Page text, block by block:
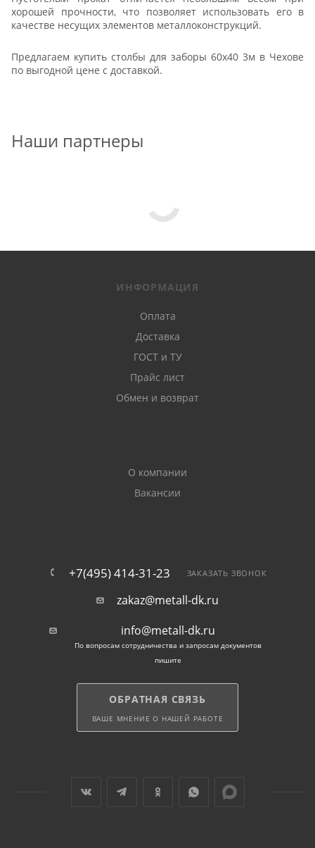
хорошей прочности, что позволяет использовать его в
качестве несущих элементов металлоконструкций.
Предлагаем купить столбы для заборы 60x40 3м в Чехове
по выгодной цене с доставкой.
Наши партнеры
ИНФОРМАЦИЯ
Оплата
Доставка
ГОСТ и ТУ
Прайс лист
Обмен и возврат
О компании
Вакансии
+7(495) 414-31-23 ЗАКАЗАТЬ ЗВОНОК
zakaz@metall-dk.ru
info@metall-dk.ru
По вопросам сотрудничества и запросам документов
пишите
ОБРАТНАЯ СВЯЗЬ
ВАШЕ МНЕНИЕ О НАШЕЙ РАБОТЕ